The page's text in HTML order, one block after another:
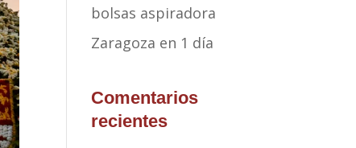
bolsas aspiradora
Zaragoza en 1 día
Comentarios
recientes